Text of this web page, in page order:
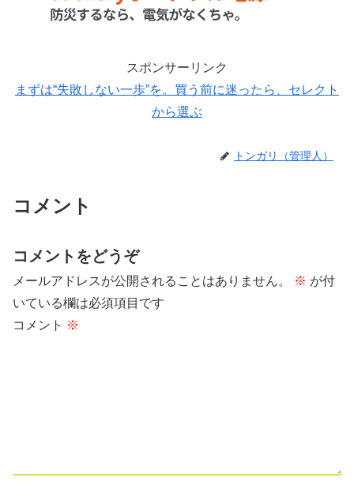
スポンサーリンク
まずは“失敗しない一歩”を。買う前に迷ったら、セレクト
から選ぶ
トンガリ（管理人）
コメント
コメントをどうぞ
メールアドレスが公開されることはありません。 ※ が付
いている欄は必須項目です
コメント ※